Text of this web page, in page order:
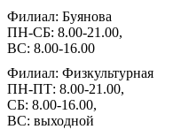
Филиал: Буянова
ПН-СБ: 8.00-21.00,
ВС: 8.00-16.00
Филиал: Физкультурная
ПН-ПТ: 8.00-21.00,
СБ: 8.00-16.00,
ВС: выходной